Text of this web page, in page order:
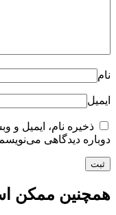
نام
ایمیل
ذخیره نام، ایمیل و
دوباره دیدگاهی
همچنین ممکن